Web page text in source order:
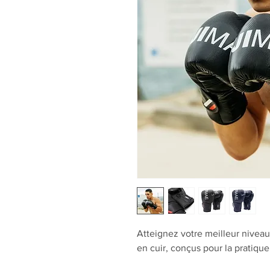
Atteignez votre meilleur
en cuir, conçus pour la